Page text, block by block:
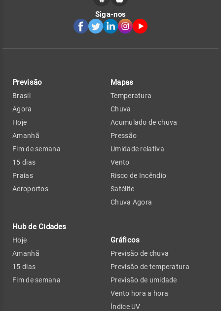
Siga-nos
Previsão
Brasil
Agora
Hoje
Amanhã
Fim de semana
15 dias
Praias
Aeroportos
Hub de Cidades
Hoje
Amanhã
15 dias
Fim de semana
Mapas
Temperatura
Chuva
Acumulado de chuva
Pressão
Umidade relativa
Vento
Risco de Incêndio
Satélite
Chuva Agora
Gráficos
Previsão de chuva
Previsão de temperatura
Previsão de umidade
Vento hora a hora
Índice UV